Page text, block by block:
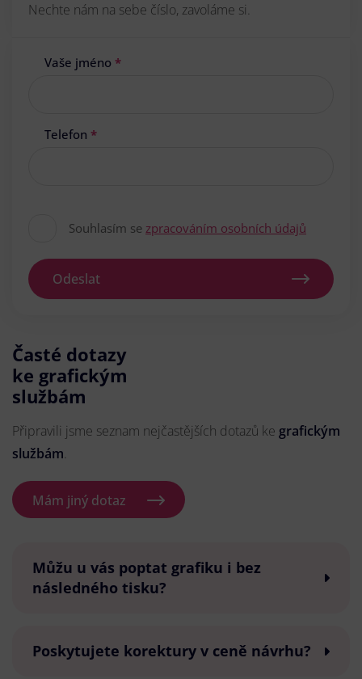
Nechte nám na sebe číslo, zavoláme si.
Vaše jméno *
Telefon *
Souhlasím se zpracováním osobních údajů
Odeslat
Časté dotazy
ke grafickým
službám
Připravili jsme seznam nejčastějších dotazů ke grafickým
službám.
Mám jiný dotaz
Můžu u vás poptat grafiku i bez
následného tisku?
Poskytujete korektury v ceně návrhu?